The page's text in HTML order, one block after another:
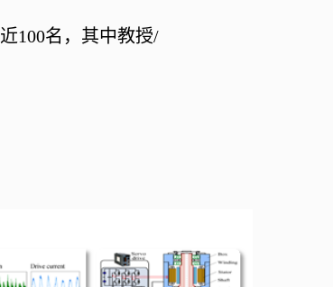
近100名，其中教授/